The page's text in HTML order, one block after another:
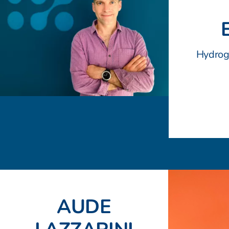
AUDE